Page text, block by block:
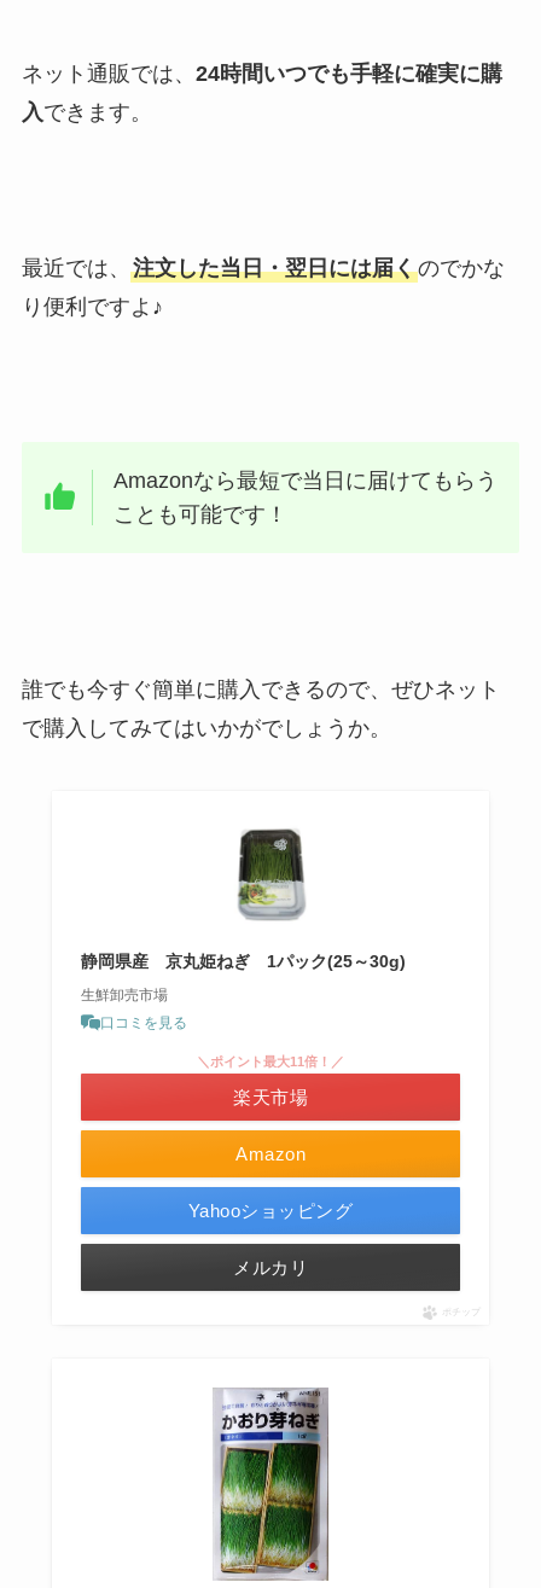
ネット通販では、 24時間いつでも手軽に確実に購
入できます。
最近では、 注文した当日・翌日には届くのでかな
り便利ですよ♪
Amazonなら最短で当日に届けてもらう
ことも可能です！
誰でも今すぐ簡単に購入できるので、ぜひネット
で購入してみてはいかがでしょうか。
静岡県産 京丸姫ねぎ 1パック(25～30g)
生鮮卸売市場
口コミを見る
Amazon
＼ポイント最大11倍！／
楽天市場
Yahooショッピング
メルカリ
ポチップ